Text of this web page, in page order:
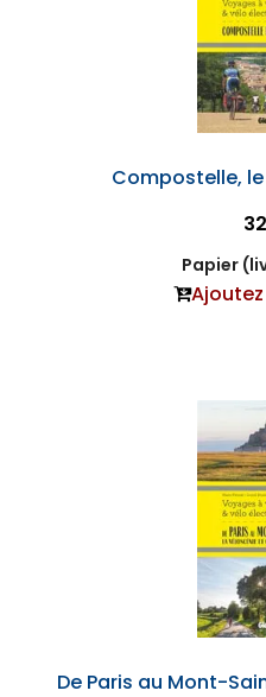
Compostelle,
Papier
De Paris au Mont-